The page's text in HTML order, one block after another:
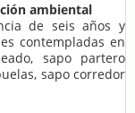
ambiental
de seis años y
contempladas en
sapo partero
sapo corredor